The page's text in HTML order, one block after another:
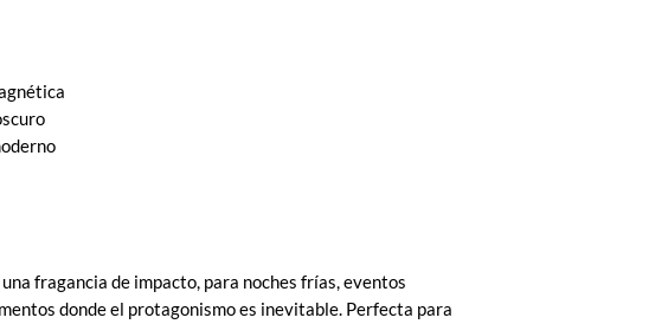
fragancia de impacto, para noches frías, eventos
donde el protagonismo es inevitable. Perfecta para